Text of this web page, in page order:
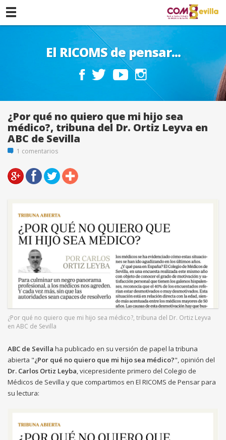
El RICOMS de pensar...
¿Por qué no quiero que mi hijo sea
médico?, tribuna del Dr. Ortiz Leyva en
ABC de Sevilla
1 comentarios
¿Por qué no quiero que mi hijo sea médico?, tribuna del Dr. Ortiz Leyva
en ABC de Sevilla
ABC de Sevilla ha publicado en su versión de papel la tribuna
abierta "¿Por qué no quiero que mi hijo sea médico?", opinión del
Dr. Carlos Ortiz Leyba, vicepresidente primero del Colegio de
Médicos de Sevilla y que compartimos en El RICOMS de Pensar para
su lectura: